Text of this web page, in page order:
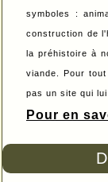
symboles :
construction de
la préhistoire à
viande. Pour
pas un site qui
Pour en